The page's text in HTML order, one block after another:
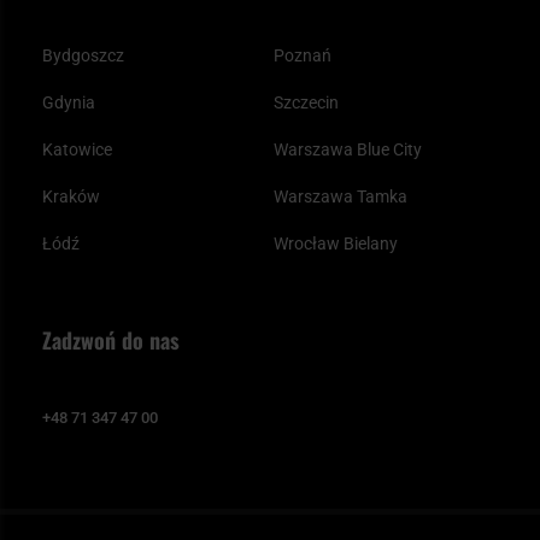
Bydgoszcz
Gdynia
Katowice
Kraków
Łódź
Poznań
Szczecin
Warszawa Blue City
Warszawa Tamka
Wrocław Bielany
Zadzwoń do nas
+48 71 347 47 00